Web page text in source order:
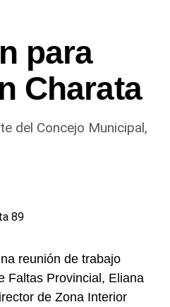
para
Charata
del Concejo Municipal,
reunión de trabajo
Faltas Provincial, Eliana
de Zona Interior